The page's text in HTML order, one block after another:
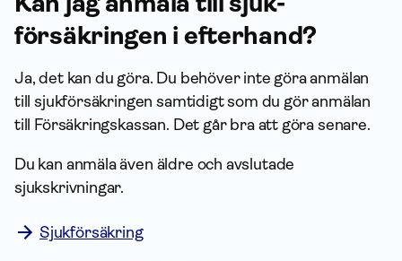
försäkringen i efterhand?
Ja, det kan du göra. Du behöver inte göra anmälan
till sjuk­försäkringen samtidigt som du gör anmälan
till Försäkrings­kassan. Det går bra att göra senare.
Du kan anmäla även äldre och avslutade
sjukskrivningar.
Sjukförsäkring